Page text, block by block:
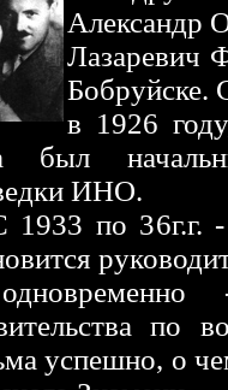
Александр
Лазаревич
Бобруйске.
в 1926
был
ИНО.
1933 по 36г.г.
-
по
успешно, о